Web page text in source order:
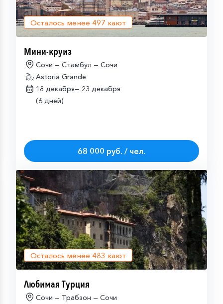
Осталось менее 497 кают
Мини-круиз
Сочи — Стамбул — Сочи
Astoria Grande
18 декабря— 23 декабря
(6 дней)
68 000 руб. / чел.
Осталось менее 483 кают
Любимая Турция
Сочи — Трабзон — Сочи